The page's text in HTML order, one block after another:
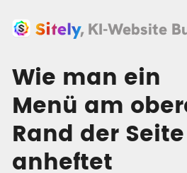
, KI-Website Builder
Menü am oberen
Rand der Seite
anheftet
‍Ein Sticky-Header ist eine